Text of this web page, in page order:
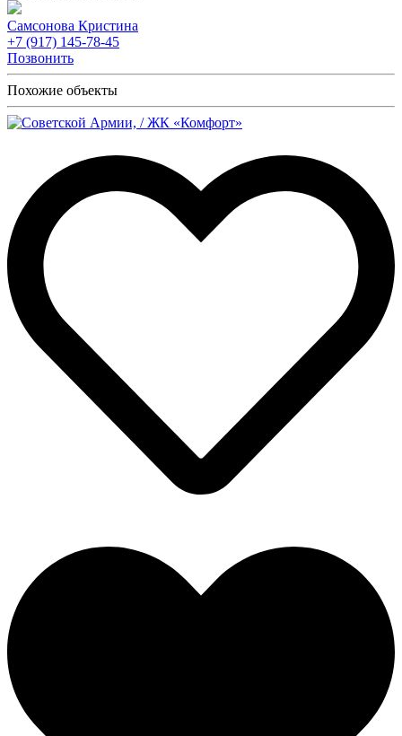
Самсонова Кристина
+7 (917) 145-78-45
Позвонить
Похожие объекты